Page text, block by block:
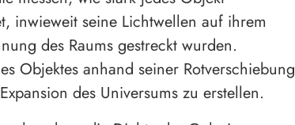
inwieweit seine Lichtwellen auf ihrem
des Raums gestreckt wurden.
Objektes anhand seiner Rotverschiebung
des Universums zu erstellen.